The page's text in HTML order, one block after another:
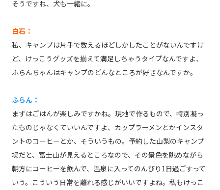
そうですね、犬も一緒に。
白石：
私、キャンプは片手で数えるほどしかしたことがないんですけ
ど、けっこうグッズを揃えて満足しちゃうタイプなんですよ、
ふらんちゃんはキャンプのどんなところが好きなんですか。
ふらん：
まずはごはんが楽しみですかね。現地で作るもので、特別凝っ
たものじゃなくていいんですよ、カップラーメンとかインスタ
ントのコーヒーとか、そういうもの。予約した山梨のキャンプ
場だと、富士山が見えるところなので、その景色を眺めながら
朝方にコーヒーを飲んで、温泉に入ってのんびり1日過ごすって
いう。こういう日常を離れる感じがいいですよね。私もけっこ